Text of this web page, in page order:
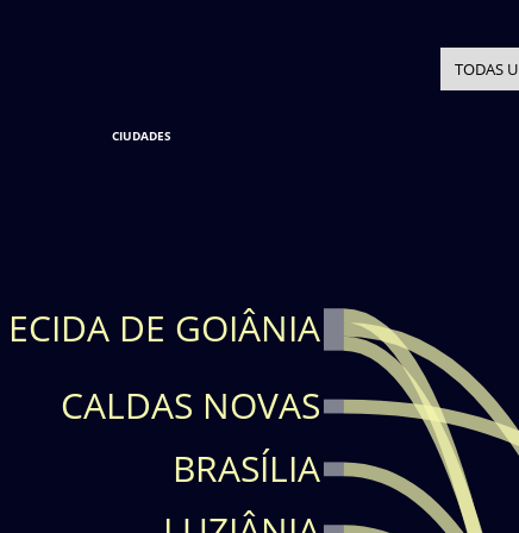
CIUDADES
DE GOIÂNIA
CALDAS NOVAS
BRASÍLIA